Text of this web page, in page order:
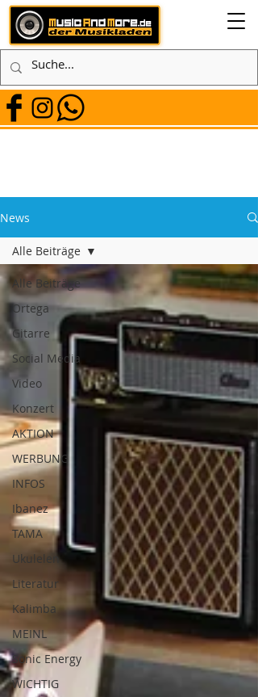
News
Alle Beiträge
Ortega
Gitarre
Social Media
Video
Konzert
AKTION
WERBUNG
INFOS
Ibanez
TAMA
Ukulelen
Literatur
Kalimba
MEINL
Sonic Energy
WICHTIG
Alle Beiträge